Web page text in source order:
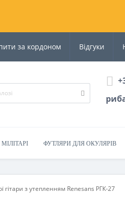
за кордоном Відгуки
МІЛІТАРІ ФУТЛЯРИ ДЛЯ ОКУЛЯРІВ
гітари з утепленням Renesans РГК-27